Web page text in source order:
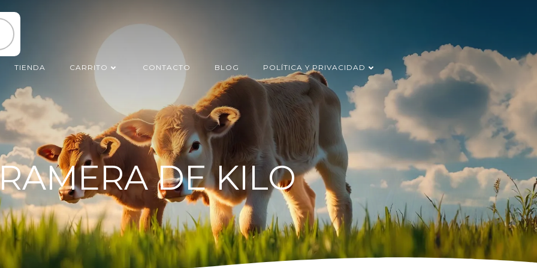
TIENDA CARRITO CONTACTO BLOG POLÍTICA Y PRIVACIDAD
DE KILO